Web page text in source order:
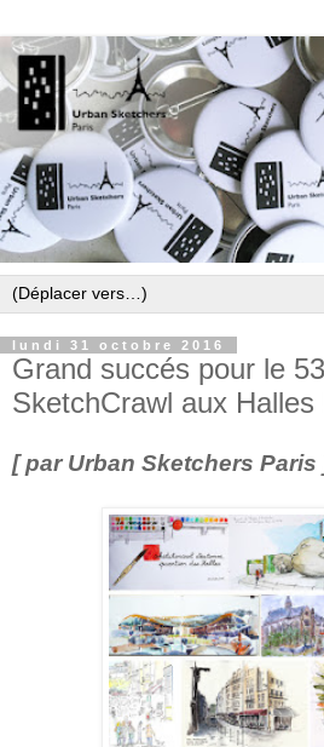
lundi 31 octobre 2016
Grand succés pour le
SketchCrawl aux Halles
[ par Urban Sketchers Paris